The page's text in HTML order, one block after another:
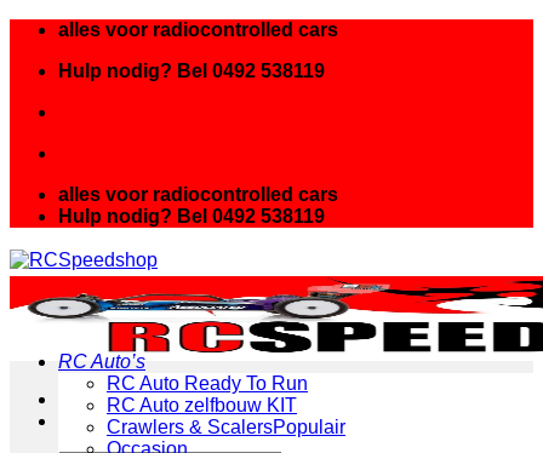
inhoud
alles voor radiocontrolled cars
Hulp nodig? Bel 0492 538119
alles voor radiocontrolled cars
Hulp nodig? Bel 0492 538119
RC Auto’s
RC Auto Ready To Run
RC Auto zelfbouw KIT
Crawlers & Scalers
Occasion